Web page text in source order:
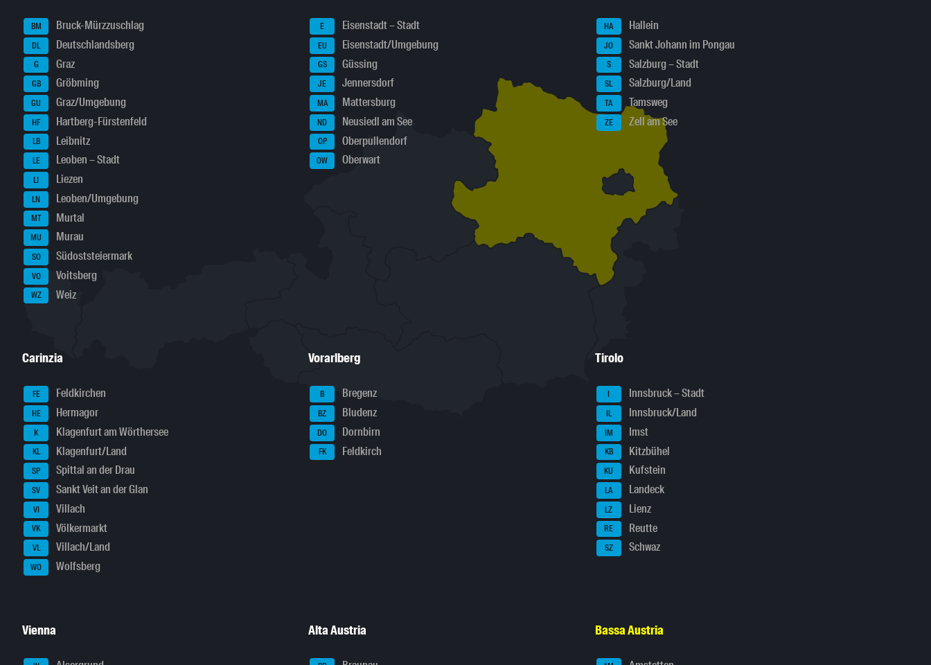
BM Bruck-Mürzzuschlag
DL Deutschlandsberg
G Graz
GB Gröbming
GU Graz/Umgebung
HF Hartberg-Fürstenfeld
LB Leibnitz
LE Leoben – Stadt
LI Liezen
LN Leoben/Umgebung
MT Murtal
MU Murau
SO Südoststeiermark
VO Voitsberg
WZ Weiz
E Eisenstadt – Stadt
EU Eisenstadt/Umgebung
GS Güssing
JE Jennersdorf
MA Mattersburg
ND Neusiedl am See
OP Oberpullendorf
OW Oberwart
HA Hallein
JO Sankt Johann im Pongau
S Salzburg – Stadt
SL Salzburg/Land
TA Tamsweg
ZE Zell am See
Carinzia
FE Feldkirchen
HE Hermagor
K Klagenfurt am Wörthersee
KL Klagenfurt/Land
SP Spittal an der Drau
SV Sankt Veit an der Glan
VI Villach
VK Völkermarkt
VL Villach/Land
WO Wolfsberg
Vorarlberg
B Bregenz
BZ Bludenz
DO Dornbirn
FK Feldkirch
Tirolo
I Innsbruck – Stadt
IL Innsbruck/Land
IM Imst
KB Kitzbühel
KU Kufstein
LA Landeck
LZ Lienz
RE Reutte
SZ Schwaz
Vienna Alta Austria Bassa Austria